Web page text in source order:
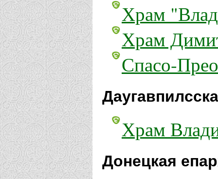
Храм
Храм
Спасо-
Храм
Донецкая